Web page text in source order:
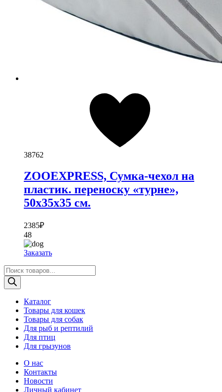
38762
ZOOEXPRESS, Сумка-чехол на
пластик. переноску «турне»,
50х35х35 см.
2385₽
48
Заказать
Поиск
товаров
Каталог
Товары для кошек
Товары для собак
Для рыб и рептилий
Для птиц
Для грызунов
О нас
Контакты
Новости
Личный кабинет